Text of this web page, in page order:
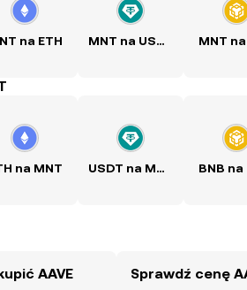
na ETH MNT na USDT MNT
na MNT USDT na MNT BNB na
AAVE Sprawdź cenę